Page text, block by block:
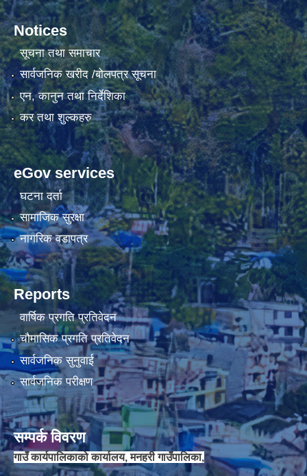
Notices
सूचना तथा समाचार
सार्वजनिक खरीद /बोलपत्र सूचना
एन, कानुन तथा निर्देशिका
कर तथा शुल्कहरु
eGov services
घटना दर्ता
सामाजिक सुरक्षा
नागरिक वडापत्र
Reports
वार्षिक प्रगति प्रतिवेदन
चौमासिक प्रगति प्रतिवेदन
सार्वजनिक सुनुवाई
सार्वजनिक परीक्षण
सम्पर्क विवरण
गाउँ कार्यपालिकाको कार्यालय, मनहरी गाउँपालिका,